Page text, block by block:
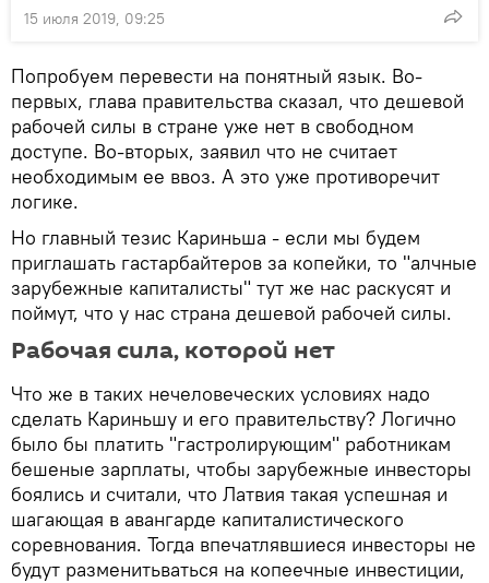
15 июля 2019, 09:25
Попробуем перевести на понятный язык. Во-
первых, глава правительства сказал, что дешевой
рабочей силы в стране уже нет в свободном
доступе. Во-вторых, заявил что не считает
необходимым ее ввоз. А это уже противоречит
логике.
Но главный тезис Кариньша - если мы будем
приглашать гастарбайтеров за копейки, то "алчные
зарубежные капиталисты" тут же нас раскусят и
поймут, что у нас страна дешевой рабочей силы.
Рабочая сила, которой нет
Что же в таких нечеловеческих условиях надо
сделать Кариньшу и его правительству? Логично
было бы платить "гастролирующим" работникам
бешеные зарплаты, чтобы зарубежные инвесторы
боялись и считали, что Латвия такая успешная и
шагающая в авангарде капиталистического
соревнования. Тогда впечатлявшиеся инвесторы не
будут разменитьваться на копеечные инвестиции,